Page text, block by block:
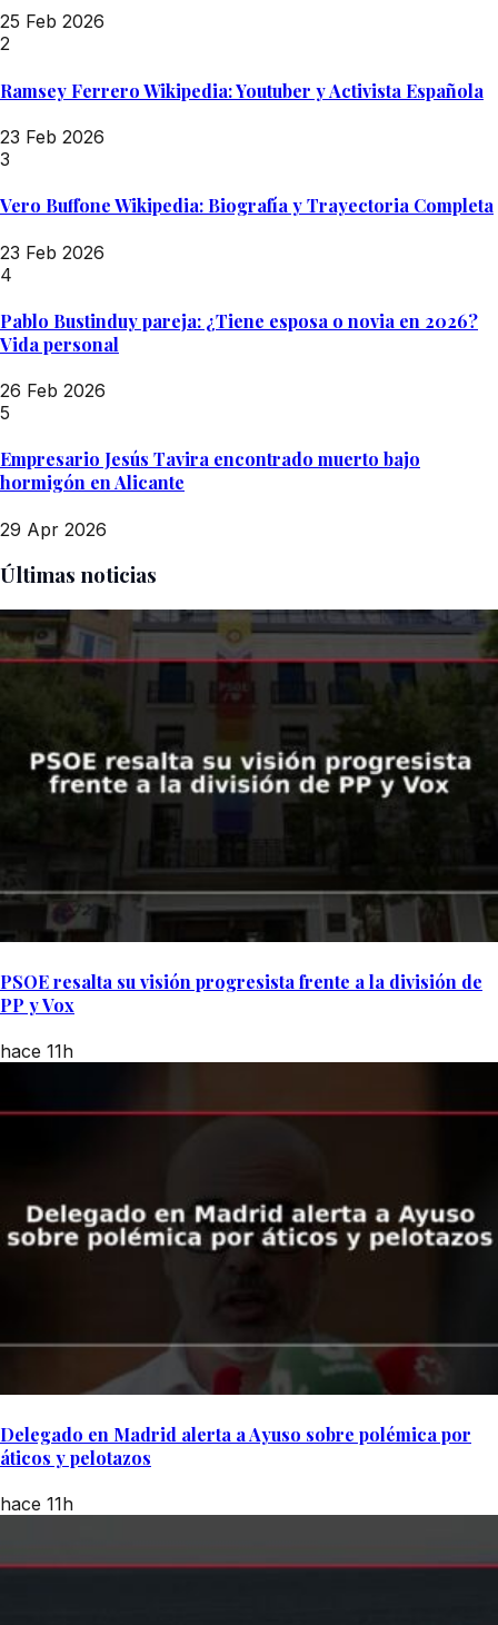
25 Feb 2026
2
Ramsey Ferrero Wikipedia: Youtuber y Activista Española
23 Feb 2026
3
Vero Buffone Wikipedia: Biografía y Trayectoria Completa
23 Feb 2026
4
Pablo Bustinduy pareja: ¿Tiene esposa o novia en 2026?
Vida personal
26 Feb 2026
5
Empresario Jesús Tavira encontrado muerto bajo
hormigón en Alicante
29 Apr 2026
Últimas noticias
PSOE resalta su visión progresista frente a la división de
PP y Vox
hace 11h
Delegado en Madrid alerta a Ayuso sobre polémica por
áticos y pelotazos
hace 11h